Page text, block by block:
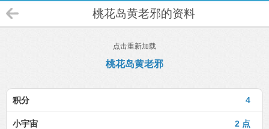
桃花岛黄老邪的资料
点击重新加载
桃花岛黄老邪
4
积分
2 点
小宇宙